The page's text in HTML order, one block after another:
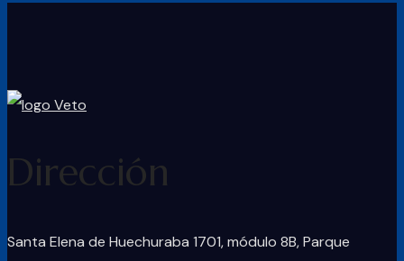
Dirección
Santa Elena de Huechuraba 1701, módulo 8B, Parque